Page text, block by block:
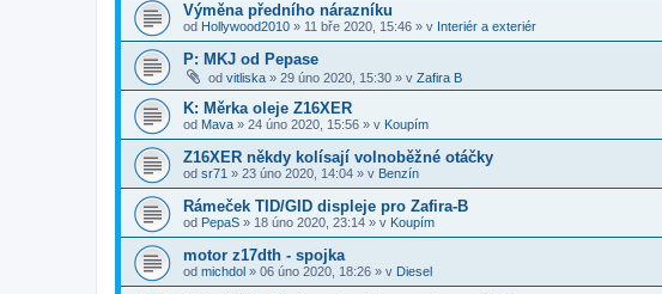
Výměna předního nárazníku
od Hollywood2010 » 11 bře 2020, 15:46 » v Interiér a exteriér
P: MKJ od Pepase
od vitliska » 29 úno 2020, 15:30 » v Zafira B
K: Měrka oleje Z16XER
od Mava » 24 úno 2020, 15:56 » v Koupím
Z16XER někdy kolísají volnoběžné otáčky
od sr71 » 23 úno 2020, 14:04 » v Benzín
Rámeček TID/GID displeje pro Zafira-B
od PepaS » 18 úno 2020, 23:14 » v Koupím
motor z17dth - spojka
od michdol » 06 úno 2020, 18:26 » v Diesel